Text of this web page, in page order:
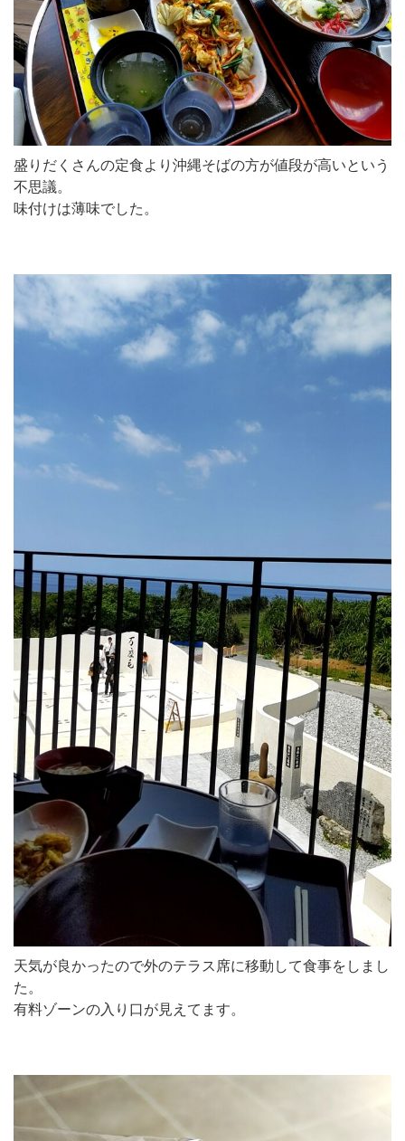
盛りだくさんの定食より沖縄そばの方が値段が高いという
不思議。
味付けは薄味でした。
天気が良かったので外のテラス席に移動して食事をしまし
た。
有料ゾーンの入り口が見えてます。